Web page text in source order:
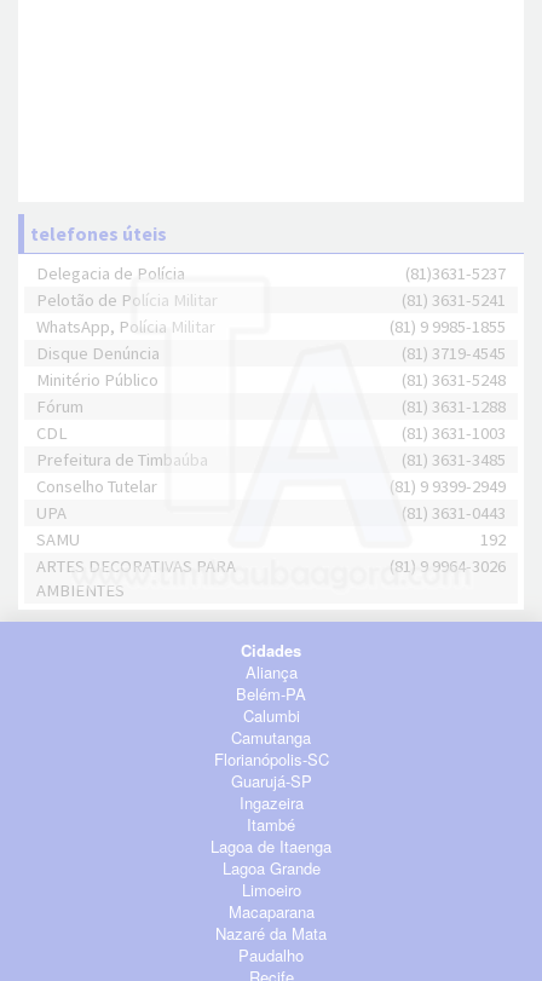
telefones úteis
Delegacia de Polícia
(81)3631-5237
Pelotão de Polícia Militar
(81) 3631-5241
WhatsApp, Polícia Militar
(81) 9 9985-1855
Disque Denúncia
(81) 3719-4545
Minitério Público
(81) 3631-5248
Fórum
(81) 3631-1288
CDL
(81) 3631-1003
Prefeitura de Timbaúba
(81) 3631-3485
Conselho Tutelar
(81) 9 9399-2949
UPA
(81) 3631-0443
SAMU
192
ARTES DECORATIVAS PARA
AMBIENTES
(81) 9 9964-3026
Cidades
Aliança
Belém-PA
Calumbi
Camutanga
Florianópolis-SC
Guarujá-SP
Ingazeira
Itambé
Lagoa de Itaenga
Lagoa Grande
Limoeiro
Macaparana
Nazaré da Mata
Paudalho